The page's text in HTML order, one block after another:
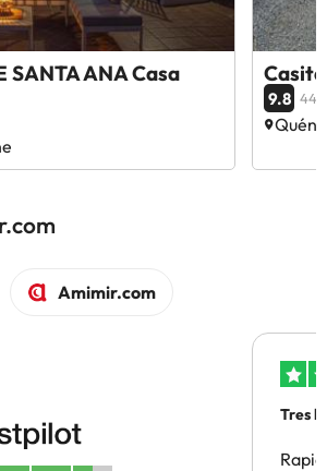
SANTA ANA Casa
9.8 44
Amimir.com
Tres